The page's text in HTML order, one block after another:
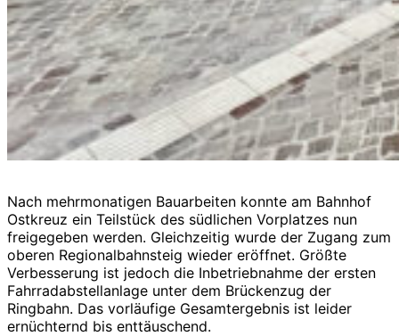
Nach mehrmonatigen Bauarbeiten konnte am Bahnhof
Ostkreuz ein Teilstück des südlichen Vorplatzes nun
freigegeben werden. Gleichzeitig wurde der Zugang zum
oberen Regionalbahnsteig wieder eröffnet. Größte
Verbesserung ist jedoch die Inbetriebnahme der ersten
Fahrradabstellanlage unter dem Brückenzug der
Ringbahn. Das vorläufige Gesamtergebnis ist leider
ernüchternd bis enttäuschend.